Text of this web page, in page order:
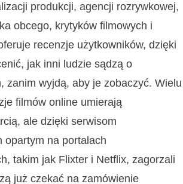
produkcji, agencji rozrywkowej,
obcego, krytyków filmowych i
recenzje użytkowników, dzięki
jak inni ludzie sądzą o
zanim wyjdą, aby je zobaczyć. Wielu
filmów online umierają
ale dzięki serwisom
opartym na portalach
takim jak Flixter i Netflix, zagorzali
już czekać na zamówienie